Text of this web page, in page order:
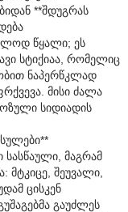
**შდუგრას
წყალი; ეს
სტიქიაა, რომელიც
ნაპერწკლად
მისი ძალა
სიდიადის
მაგრამ
მტკიცე, შეუვალი,
ცისკენ
გაუძლეს